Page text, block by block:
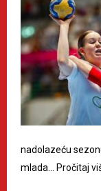
nadolazeću
mlada… Pročitaj